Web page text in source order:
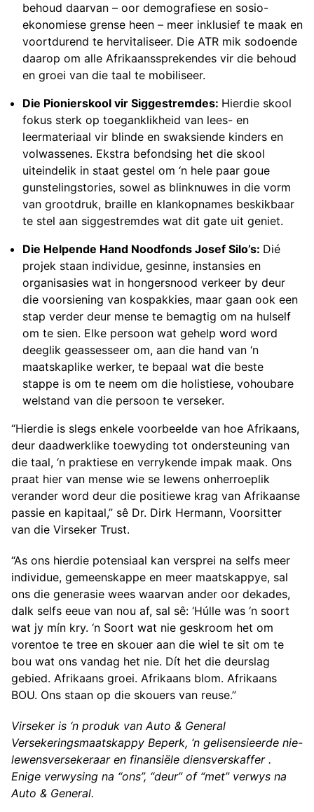
behoud daarvan – oor demografiese en sosio-
ekonomiese grense heen – meer inklusief te maak en
voortdurend te hervitaliseer. Die ATR mik sodoende
daarop om alle Afrikaanssprekendes vir die behoud
en groei van die taal te mobiliseer.
Die Pionierskool vir Siggestremdes: Hierdie skool
fokus sterk op toeganklikheid van lees- en
leermateriaal vir blinde en swaksiende kinders en
volwassenes. Ekstra befondsing het die skool
uiteindelik in staat gestel om ‘n hele paar goue
gunstelingstories, sowel as blinknuwes in die vorm
van grootdruk, braille en klankopnames beskikbaar
te stel aan siggestremdes wat dit gate uit geniet.
Die Helpende Hand Noodfonds Josef Silo’s: Dié
projek staan individue, gesinne, instansies en
organisasies wat in hongersnood verkeer by deur
die voorsiening van kospakkies, maar gaan ook een
stap verder deur mense te bemagtig om na hulself
om te sien. Elke persoon wat gehelp word word
deeglik geassesseer om, aan die hand van ‘n
maatskaplike werker, te bepaal wat die beste
stappe is om te neem om die holistiese, vohoubare
welstand van die persoon te verseker.
“Hierdie is slegs enkele voorbeelde van hoe Afrikaans,
deur daadwerklike toewyding tot ondersteuning van
die taal, ‘n praktiese en verrykende impak maak. Ons
praat hier van mense wie se lewens onherroeplik
verander word deur die positiewe krag van Afrikaanse
passie en kapitaal,” sê Dr. Dirk Hermann, Voorsitter
van die Virseker Trust.
“As ons hierdie potensiaal kan versprei na selfs meer
individue, gemeenskappe en meer maatskappye, sal
ons die generasie wees waarvan ander oor dekades,
dalk selfs eeue van nou af, sal sê: ‘Húlle was ‘n soort
wat jy mín kry. ‘n Soort wat nie geskroom het om
vorentoe te tree en skouer aan die wiel te sit om te
bou wat ons vandag het nie. Dít het die deurslag
gebied. Afrikaans groei. Afrikaans blom. Afrikaans
BOU. Ons staan op die skouers van reuse.”
Virseker is ‘n produk van Auto & General
Versekeringsmaatskappy Beperk, ‘n gelisensieerde nie-
lewensversekeraar en finansiële diensverskaffer .
Enige verwysing na “ons”, “deur” of “met” verwys na
Auto & General.